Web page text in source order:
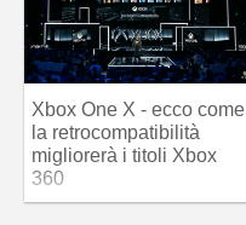
Xbox One X - ecco come
la retrocompatibilità
migliorerà i titoli Xbox
360